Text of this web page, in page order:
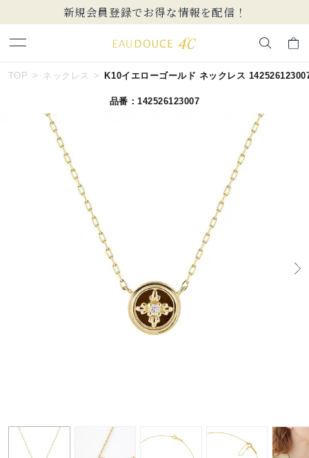
新規会員登録でお得な情報を配信！
キーワードで検索する
人気検索キーワード
#くまのプーさん #エタニティ
EAU DOUCE４℃
誕生石
TOP ネックレス K10イエローゴールド ネックレス
品番：142526123007